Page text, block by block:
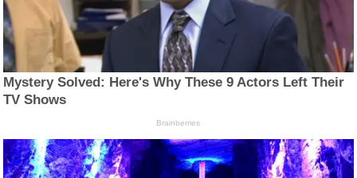
Mystery Solved: Here's Why These 9 Actors Left Their
TV Shows
Brainberries